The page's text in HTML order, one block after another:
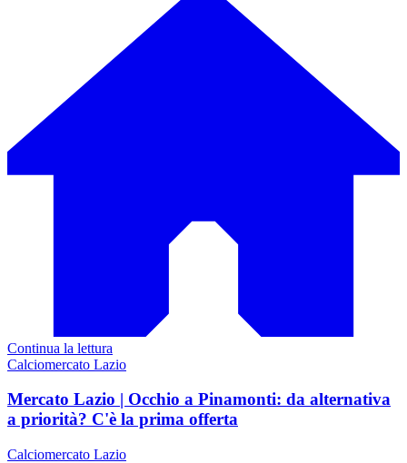
Continua la lettura
Calciomercato Lazio
Mercato Lazio | Occhio a Pinamonti: da alternativa
a priorità? C'è la prima offerta
Calciomercato Lazio